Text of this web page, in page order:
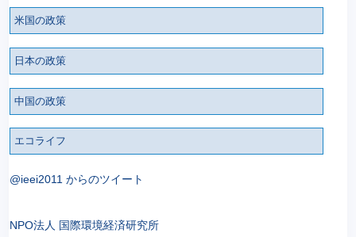
米国の政策
日本の政策
中国の政策
エコライフ
@ieei2011 からのツイート
NPO法人 国際環境経済研究所